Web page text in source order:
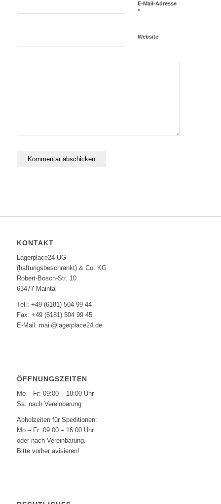
E-Mail-Adresse
*
Website
KONTAKT
Lagerplace24 UG
(haftungsbeschränkt) & Co. KG
Robert-Bosch-Str. 10
63477 Maintal
Tel.: +49 (6181) 504 99 44
Fax: +49 (6181) 504 99 45
E-Mail: mail@lagerplace24.de
ÖFFNUNGSZEITEN
Mo – Fr: 09:00 – 18:00 Uhr
Sa: nach Vereinbarung
Abholzeiten für Speditionen:
Mo – Fr: 09:00 – 16:00 Uhr
oder nach Vereinbarung.
Bitte vorher avisieren!